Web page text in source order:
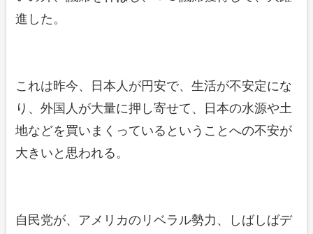
進した。
これは昨今、日本人が円安で、生活が不安定にな
り、外国人が大量に押し寄せて、日本の水源や土
地などを買いまくっているということへの不安が
大きいと思われる。
自民党が、アメリカのリベラル勢力、しばしばデ